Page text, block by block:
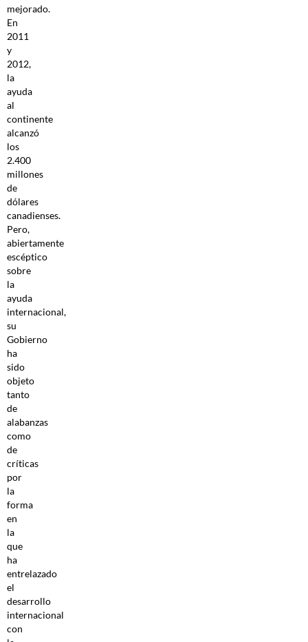
mejorado.
En
2011
y
2012,
la
ayuda
al
continente
alcanzó
los
2.400
millones
de
dólares
canadienses.
Pero,
abiertamente
escéptico
sobre
la
ayuda
internacional,
su
Gobierno
ha
sido
objeto
tanto
de
alabanzas
como
de
críticas
por
la
forma
en
la
que
ha
entrelazado
el
desarrollo
internacional
con